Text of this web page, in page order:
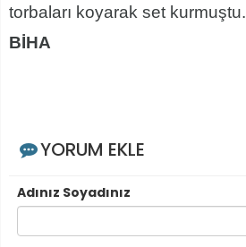
torbaları koyarak set kurmuştu.
BİHA
YORUM EKLE
Adınız Soyadınız